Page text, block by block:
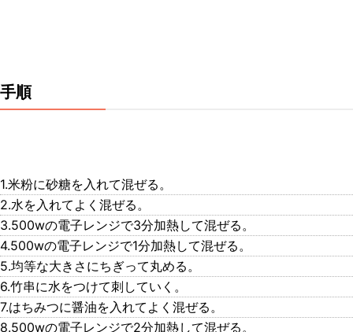
手順
1.米粉に砂糖を入れて混ぜる。
2.水を入れてよく混ぜる。
3.500wの電子レンジで3分加熱して混ぜる。
4.500wの電子レンジで1分加熱して混ぜる。
5.均等な大きさにちぎって丸める。
6.竹串に水をつけて刺していく。
7.はちみつに醤油を入れてよく混ぜる。
8.500wの電子レンジで2分加熱して混ぜる。